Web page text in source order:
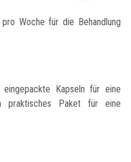
Woche für die Behandlung
Kapseln für eine
praktisches Paket für eine